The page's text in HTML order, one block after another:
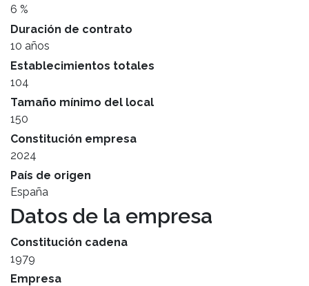
6 %
Duración de contrato
10 años
Establecimientos totales
104
Tamaño mínimo del local
150
Constitución empresa
2024
País de origen
España
Datos de la empresa
Constitución cadena
1979
Empresa